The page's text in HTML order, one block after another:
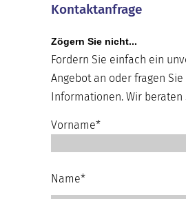
Kontaktanfrage
Zögern Sie nicht...
Fordern Sie einfach ein
Angebot an oder fragen
Informationen. Wir beraten
Vorname*
Name*